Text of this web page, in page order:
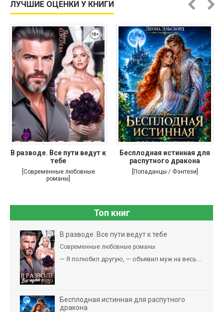
ЛУЧШИЕ ОЦЕНКИ У КНИГИ
В разводе. Все пути ведут к
тебе
[Современные любовные
романы]
Бесплодная истинная для
распутного дракона
[Попаданцы / Фэнтези]
Топ книг
В разводе. Все пути ведут к тебе
Современные любовные романы
— Я полюбил другую, — объявил муж на весь...
Бесплодная истинная для распутного
дракона